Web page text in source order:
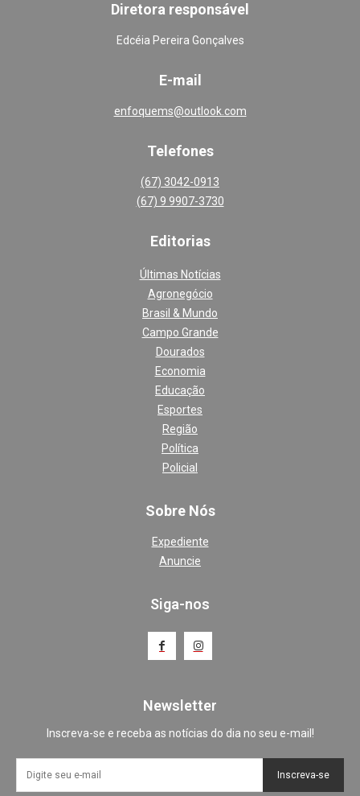
Diretora responsável
Edcéia Pereira Gonçalves
E-mail
enfoquems@outlook.com
Telefones
(67) 3042-0913
(67) 9 9907-3730
Editorias
Últimas Notícias
Agronegócio
Brasil & Mundo
Campo Grande
Dourados
Economia
Educação
Esportes
Região
Política
Policial
Sobre Nós
Expediente
Anuncie
Siga-nos
Newsletter
Inscreva-se e receba as notícias do dia no seu e-mail!
Inscreva-se